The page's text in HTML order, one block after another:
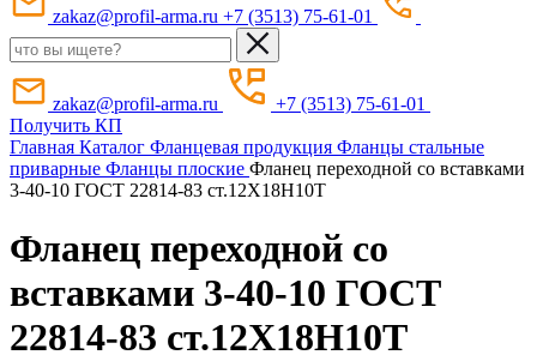
zakaz@profil-arma.ru +7 (3513) 75-61-01
zakaz@profil-arma.ru
+7 (3513) 75-61-01
Получить КП
Главная Каталог Фланцевая продукция Фланцы стальные
приварные Фланцы плоские Фланец переходной со вставками
3-40-10 ГОСТ 22814-83 ст.12Х18Н10Т
Фланец переходной со
вставками 3-40-10 ГОСТ
22814-83 ст.12Х18Н10Т